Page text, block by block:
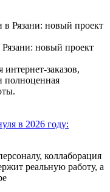
новый проект
заказов,
полноценная
в 2026 году:
коллаборация
реальную работу, а